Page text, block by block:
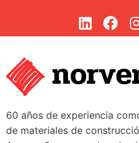
60 años de experiencia
de materiales de